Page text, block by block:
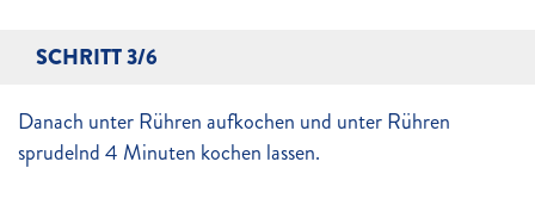
SCHRITT 3/6
Danach unter Rühren aufkochen und unter Rühren
sprudelnd 4 Minuten kochen lassen.